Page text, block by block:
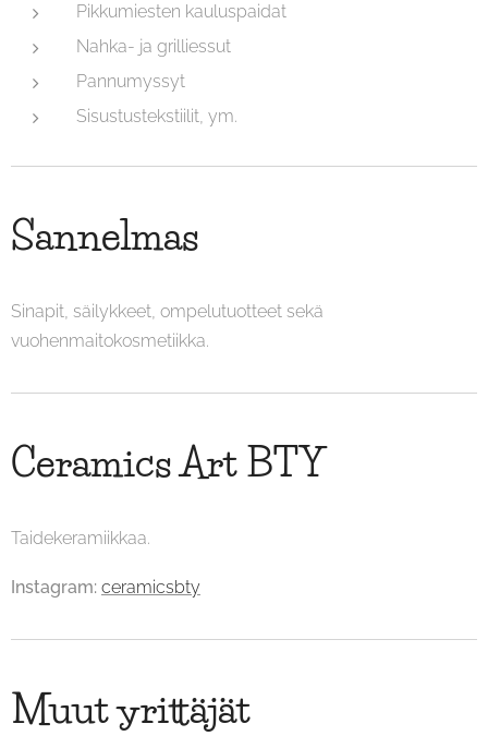
Pikkumiesten kauluspaidat
Nahka- ja grilliessut
Pannumyssyt
Sisustustekstiilit, ym.
Sannelmas
Sinapit, säilykkeet, ompelutuotteet sekä
vuohenmaitokosmetiikka.
Ceramics Art BTY
Taidekeramiikkaa.
Instagram: ceramicsbty
Muut yrittäjät